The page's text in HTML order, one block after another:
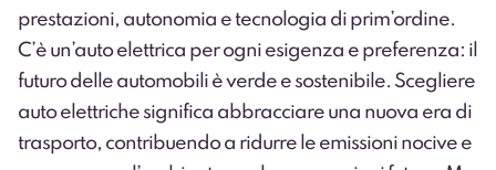
prestazioni, autonomia e tecnologia di prim’ordine.
C’è un’auto elettrica per ogni esigenza e preferenza: il
futuro delle automobili è verde e sostenibile. Scegliere
auto elettriche significa abbracciare una nuova era di
trasporto, contribuendo a ridurre le emissioni nocive e